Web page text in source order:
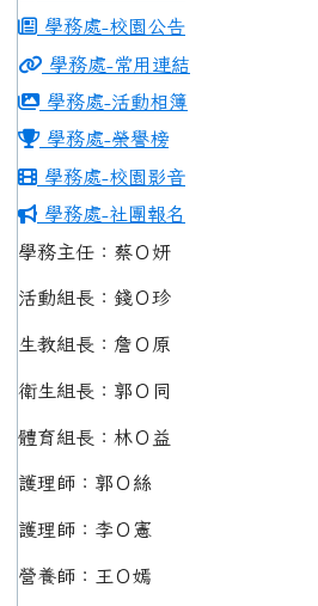
學務處-校園公告
學務處-常用連結
學務處-活動相簿
學務處-榮譽榜
學務處-校園影音
學務處-社團報名
學務主任：蔡Ｏ妍
活動組長：錢Ｏ珍
生教組長：詹Ｏ原
衛生組長：郭Ｏ同
體育組長：林Ｏ益
護理師：郭Ｏ絲
護理師：李Ｏ憲
營養師：王Ｏ嫣